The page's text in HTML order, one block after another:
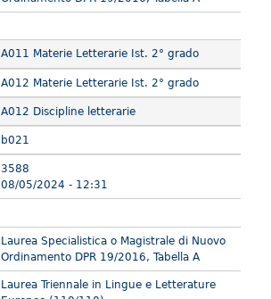
A011 Materie Letterarie Ist. 2° grado
A012 Materie Letterarie Ist. 2° grado
A012 Discipline letterarie
b021
3588
08/05/2024 - 12:31
Laurea Specialistica o Magistrale di Nuovo
Ordinamento DPR 19/2016, Tabella A
Laurea Triennale in Lingue e Letterature